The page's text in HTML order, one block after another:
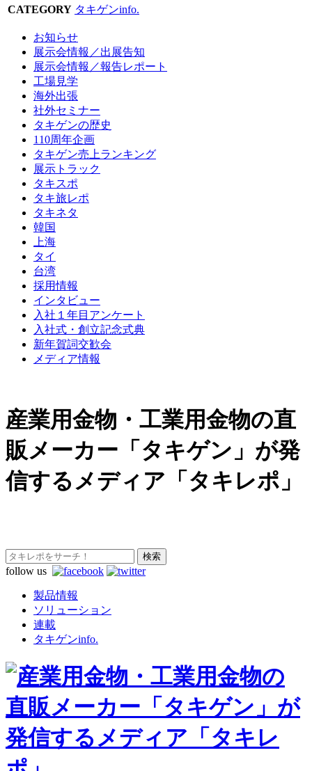
CATEGORY タキゲンinfo.
お知らせ
展示会情報／出展告知
展示会情報／報告レポート
工場見学
海外出張
社外セミナー
タキゲンの歴史
110周年企画
タキゲン売上ランキング
展示トラック
タキスポ
タキ旅レポ
タキネタ
韓国
上海
タイ
台湾
採用情報
インタビュー
入社１年目アンケート
入社式・創立記念式典
新年賀詞交歓会
メディア情報
産業用金物・工業用金物の直
販メーカー「タキゲン」が発
信するメディア「タキレポ」
follow us
製品情報
ソリューション
連載
タキゲンinfo.